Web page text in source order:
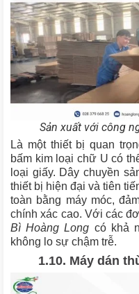
Sản xuất với công
Là một thiết bị quan
bấm kim loại chữ U có
loại giấy. Dây chuyền
thiết bị hiện đại và tiên
toàn bằng máy móc,
chính xác cao. Với các
Bì Hoàng Long có khả
không lo sự chậm trễ.
1.10. Máy dán